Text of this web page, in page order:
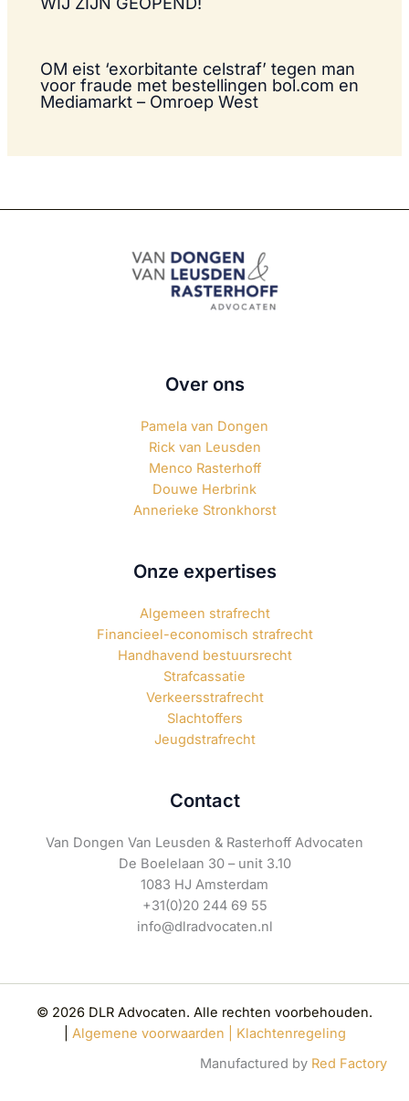
OM eist ‘exorbitante celstraf’ tegen man
voor fraude met bestellingen bol.com en
Mediamarkt – Omroep West
Over ons
Pamela van Dongen
Rick van Leusden
Menco Rasterhoff
Douwe Herbrink
Annerieke Stronkhorst
Onze expertises
Algemeen strafrecht
Financieel-economisch strafrecht
Handhavend bestuursrecht
Strafcassatie
Verkeersstrafrecht
Slachtoffers
Jeugdstrafrecht
Contact
Van Dongen Van Leusden & Rasterhoff Advocaten
De Boelelaan 30 – unit 3.10
1083 HJ Amsterdam
+31(0)20 244 69 55
info@dlradvocaten.nl
© 2026 DLR Advocaten. Alle rechten voorbehouden.
Algemene voorwaarden | Klachtenregeling
Manufactured by Red Factory